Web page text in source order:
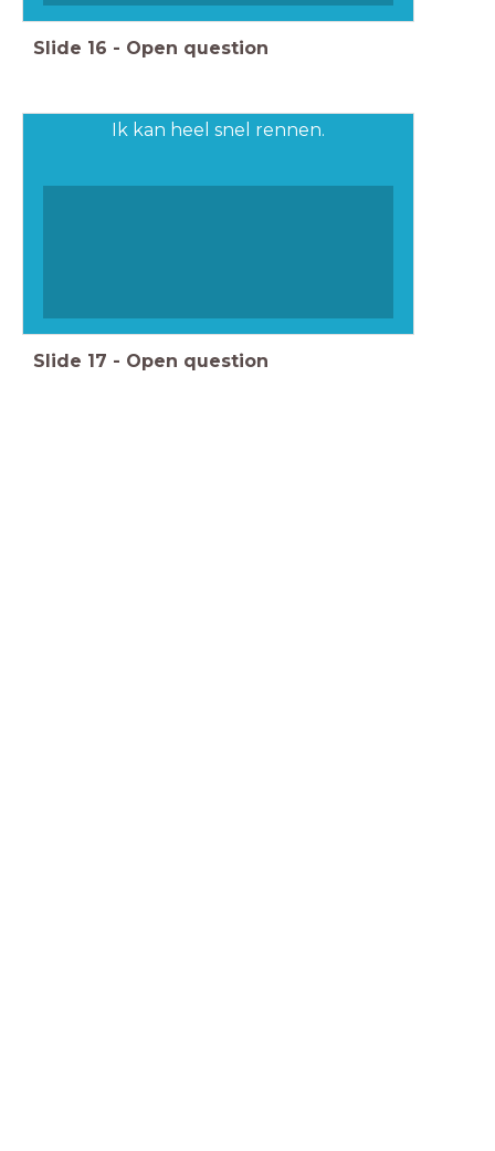
Slide 16 - Open question
Ik kan heel snel rennen.
Slide 17 - Open question